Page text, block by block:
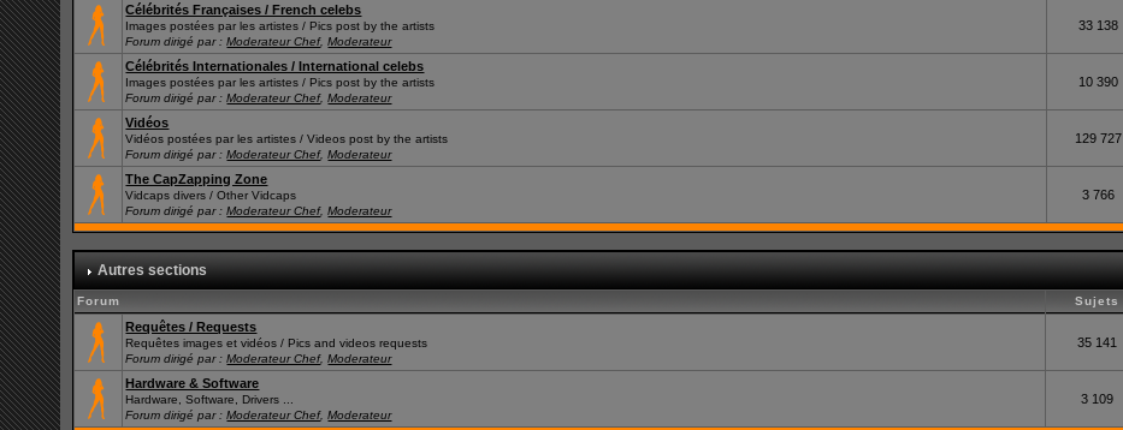
Célébrités Françaises / French celebs
Images postées par les artistes / Pics post by the artists
Forum dirigé par :Moderateur Chef,Moderateur
33 138
Célébrités Internationales / International celebs
Images postées par les artistes / Pics post by the artists
Forum dirigé par :Moderateur Chef,Moderateur
10 390
Vidéos
Vidéos postées par les artistes / Videos post by the artists
Forum dirigé par :Moderateur Chef,Moderateur
129 727
The CapZapping Zone
Vidcaps divers / Other Vidcaps
Forum dirigé par :Moderateur Chef,Moderateur
3 766
Autres sections
Forum Sujets
Requêtes / Requests
Requêtes images et vidéos / Pics and videos requests
Forum dirigé par :Moderateur Chef,Moderateur
35 141
Hardware & Software
Hardware, Software, Drivers ...
Forum dirigé par :Moderateur Chef,Moderateur
3 109